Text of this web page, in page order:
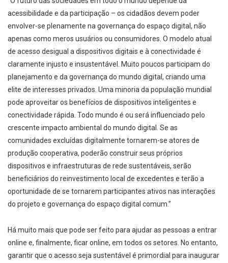
acessibilidade e da participação – os cidadãos devem poder
envolver-se plenamente na governança do espaço digital, não
apenas como meros usuários ou consumidores. O modelo atual
de acesso desigual a dispositivos digitais e à conectividade é
claramente injusto e insustentável. Muito poucos participam do
planejamento e da governança do mundo digital, criando uma
elite de interesses privados. Uma minoria da população mundial
pode aproveitar os benefícios de dispositivos inteligentes e
conectividade rápida. Todo mundo é ou será influenciado pelo
crescente impacto ambiental do mundo digital. Se as
comunidades excluídas digitalmente tornarem-se atores de
produção cooperativa, poderão construir seus próprios
dispositivos e infraestruturas de rede sustentáveis, serão
beneficiários do reinvestimento local de excedentes e terão a
oportunidade de se tornarem participantes ativos nas interações
do projeto e governança do espaço digital comum.”
Há muito mais que pode ser feito para ajudar as pessoas a entrar
online e, finalmente, ficar online, em todos os setores. No entanto,
garantir que o acesso seja sustentável é primordial para inaugurar